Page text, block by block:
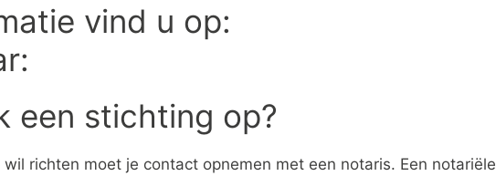
vind u op:
een stichting op?
richten moet je contact opnemen met een notaris. Een notariële